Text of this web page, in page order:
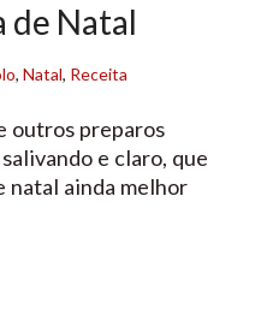
de Natal
, Natal, Receita
outros preparos
e claro, que
natal ainda melhor